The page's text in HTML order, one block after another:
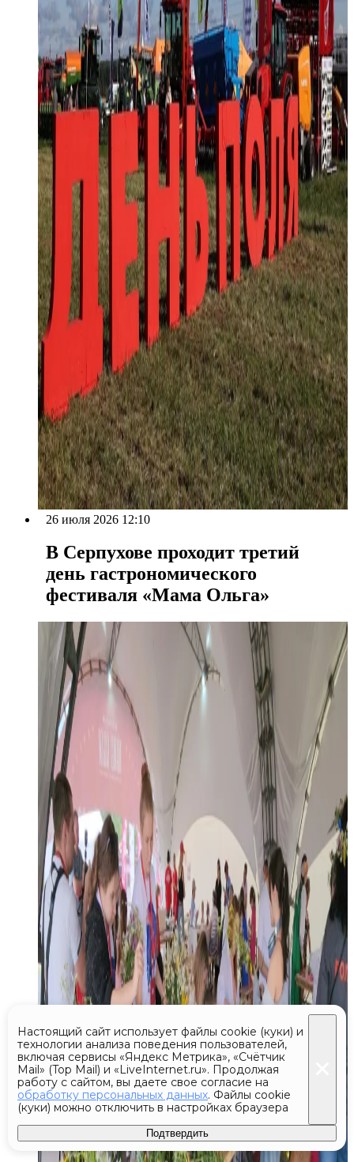
26 июля 2026 12:10
В Серпухове проходит третий
день гастрономического
фестиваля «Мама Ольга»
Настоящий сайт использует файлы cookie (куки) и
технологии анализа поведения пользователей,
включая сервисы «Яндекс Метрика», «Счётчик
Mail» (Top Mail) и «LiveInternet.ru». Продолжая
работу с сайтом, вы даете свое согласие на
обработку персональных данных. Файлы cookie
(куки) можно отключить в настройках браузера
Подтвердить